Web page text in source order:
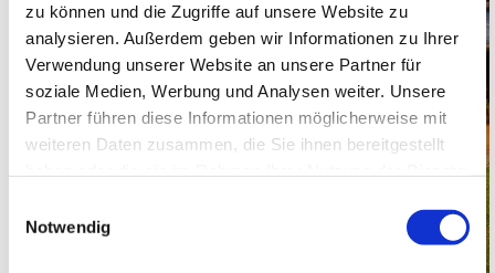
zu können und die Zugriffe auf unsere Website zu
analysieren. Außerdem geben wir Informationen zu Ihrer
Verwendung unserer Website an unsere Partner für
soziale Medien, Werbung und Analysen weiter. Unsere
Partner führen diese Informationen möglicherweise mit
weiteren Daten zusammen, die Sie ihnen bereitgestellt
Notwendig